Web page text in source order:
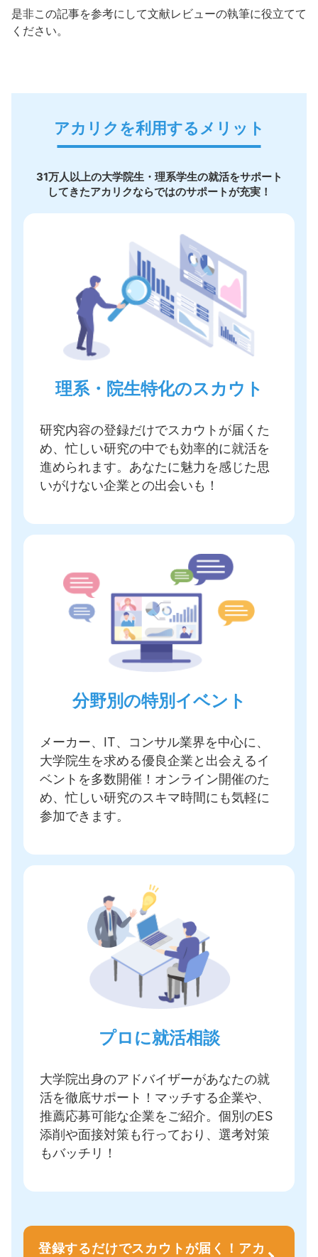
是非この記事を参考にして文献レビューの執筆に役立てて
ください。
アカリクを利用するメリット
31万人以上の大学院生・理系学生の就活をサポート
してきたアカリクならではのサポートが充実！
理系・院生特化のスカウト
研究内容の登録だけでスカウトが届く た
め、忙しい研究の中でも効率的に就活を
進められます。あなたに魅力を感じた思
いがけない企業との出会いも！
分野別の特別イベント
メーカー、IT、コンサル業界を中心に、
大学院生を求める優良企業と出会えるイ
ベントを多数開催 ！オンライン開催のた
め、忙しい研究のスキマ時間にも気軽に
参加できます。
プロに就活相談
大学院出身のアドバイザーがあなたの就
活を徹底サポート！ マッチする企業や、
推薦応募可能な企業をご紹介。個別のES
添削や面接対策も行っており、選考対策
もバッチリ！
登録するだけでスカウトが届く！アカ